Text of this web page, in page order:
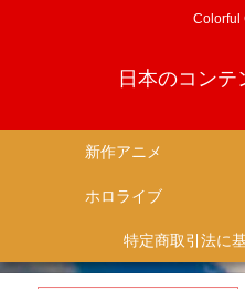
Colorful
日本のコンテ
新作アニメ
ホロライブ